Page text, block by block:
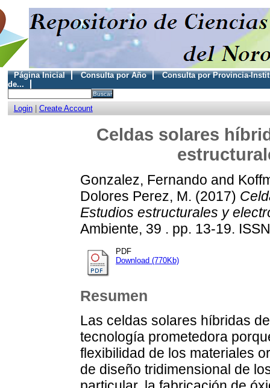
Página Inicial Consulta por Año
Consulta por Provincia-
de...
Login| Create Account
Celdas solares
Gonzalez, Fernando and
Dolores Perez, M. (2017)
Estudios estructurales y
Ambiente, 39 . pp. 13-19.
PDF
Download (770Kb)
Resumen
Las celdas solares híbridas
tecnología prometedora
flexibilidad de los materiales
de diseño tridimensional de